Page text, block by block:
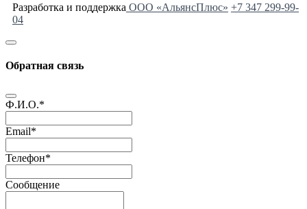
Разработка и поддержка ООО «АльянсПлюс» +7 347 299-99-
04
Обратная связь
Ф.И.О.*
Email*
Телефон*
Сообщение